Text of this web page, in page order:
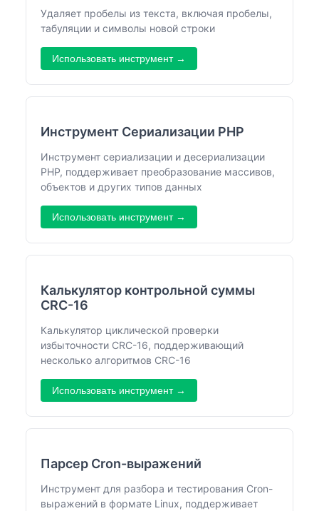
Удаляет пробелы из текста, включая пробелы,
табуляции и символы новой строки
Использовать инструмент →
Инструмент Сериализации PHP
Инструмент сериализации и десериализации
PHP, поддерживает преобразование массивов,
объектов и других типов данных
Использовать инструмент →
Калькулятор контрольной суммы
CRC-16
Калькулятор циклической проверки
избыточности CRC-16, поддерживающий
несколько алгоритмов CRC-16
Использовать инструмент →
Парсер Cron-выражений
Инструмент для разбора и тестирования Cron-
выражений в формате Linux, поддерживает